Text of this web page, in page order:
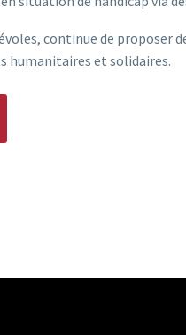
continue de
humanitaires et solidaires.